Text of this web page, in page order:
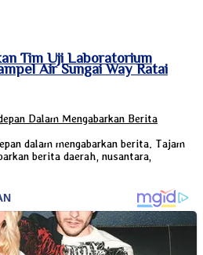
Tim Uji Laboratorium
Air Sungai Way Ratai
dalam mengabarkan berita. Tajam
berita daerah, nusantara,